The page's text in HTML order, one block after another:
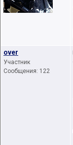
over
Участник
Сообщения: 122